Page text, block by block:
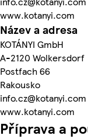
www.kotanyi.com
Název a adresa
KOTÁNYI GmbH
A-2120 Wolkersdorf
Postfach 66
Rakousko
info.cz@kotanyi.com
www.kotanyi.com
Příprava a